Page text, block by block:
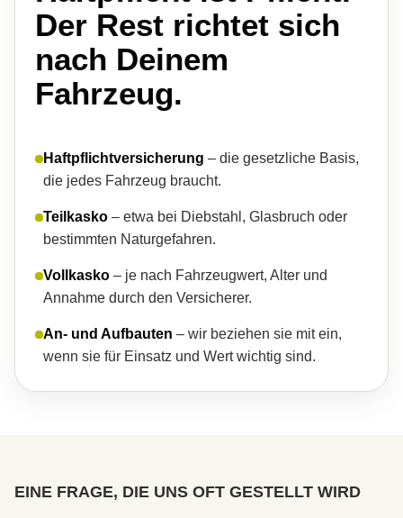
Der Rest richtet sich
nach Deinem
Fahrzeug.
Haft­pflichtversicherung – die gesetzliche Basis,
die jedes Fahrzeug braucht.
Teilkasko – etwa bei Diebstahl, Glasbruch oder
bestimmten Naturgefahren.
Vollkasko – je nach Fahrzeugwert, Alter und
Annahme durch den Versicherer.
An- und Aufbauten – wir beziehen sie mit ein,
wenn sie für Einsatz und Wert wichtig sind.
EINE FRAGE, DIE UNS OFT GESTELLT WIRD